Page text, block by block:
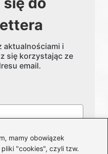
mamy obowiązek
pliki "cookies", czyli tzw.
aktualnościami i
się korzystając ze
email.